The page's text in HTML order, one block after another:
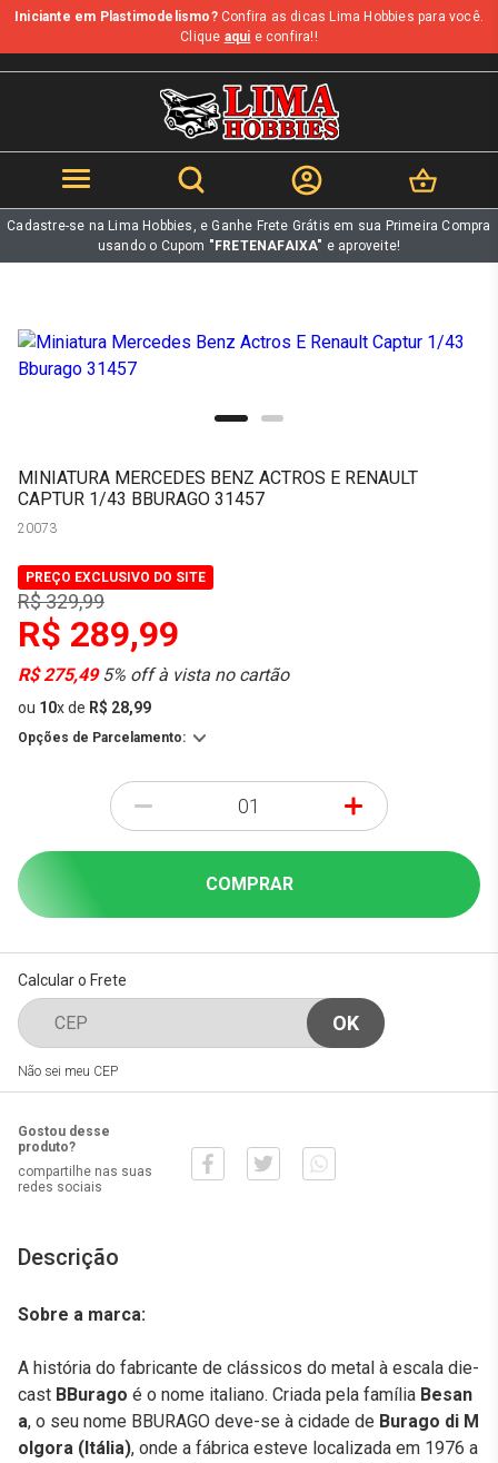
b
Iniciante em Plastimodelismo?Confira as dicas Lima Hobbies para você.
Clique aqui e confira!!
Cadastre-se na Lima Hobbies, e Ganhe Frete Grátis em sua Primeira Compra
usando o Cupom "FRETENAFAIXA" e aproveite!
MINIATURA MERCEDES BENZ ACTROS E RENAULT
CAPTUR 1/43 BBURAGO 31457
20073
PREÇO EXCLUSIVO DO SITE
R$ 329,99
R$ 289,99
R$ 275,495% off à vista no cartão
ou 10xde R$ 28,99
Opções de Parcelamento:
- +
COMPRAR
Calcular o Frete
Não sei meu CEP
Gostou desse
produto?
compartilhe nas suas
redes sociais
Descrição
Sobre a marca:
A história do fabricante de clássicos do metal à escala die-
cast BBurago é o nome italiano. Criada pela família Besan
a, o seu nome BBURAGO deve-se à cidade de Burago di M
olgora (Itália), onde a fábrica esteve localizada em 1976 a